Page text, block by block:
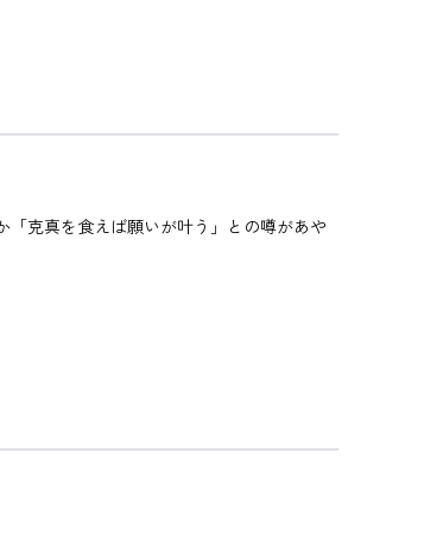
克真を食えば願いが叶う」との噂があや